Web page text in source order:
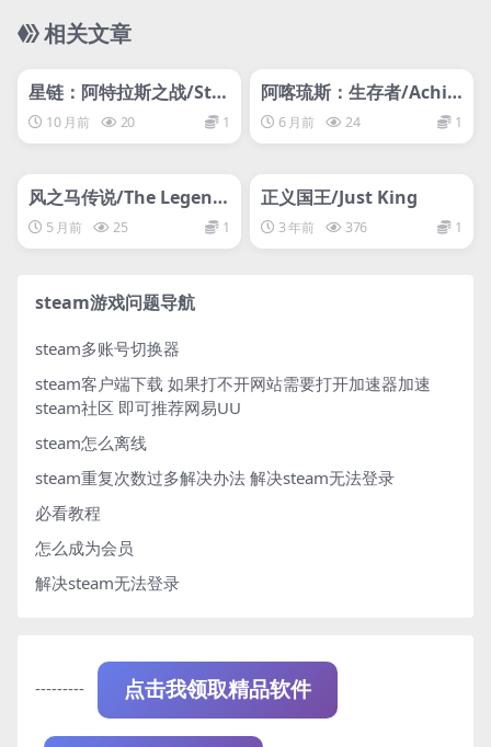
相关文章
网盘下载游戏
星链：阿特拉斯之战/Star
link: Battle for Atlas
10 月前 20 1
网盘下载游戏
阿喀琉斯：生存者/Achill
es: Survivor
6 月前 24 1
网盘下载游戏
风之马传说/The Legend
of Khiimori
5 月前 25 1
网盘下载游戏
正义国王/Just King
3 年前 376 1
steam游戏问题导航
steam多账号切换器
steam客户端下载 如果打不开网站需要打开加速器加速
steam社区 即可推荐网易UU
steam怎么离线
steam重复次数过多解决办法 解决steam无法登录
必看教程
怎么成为会员
解决steam无法登录
--------- 点击我领取精品软件